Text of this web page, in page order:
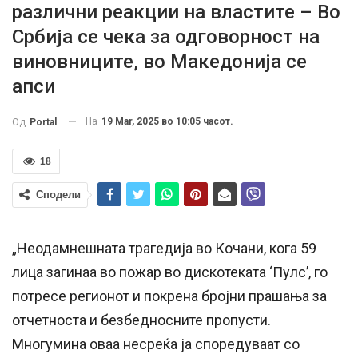
различни реакции на властите – Во
Србија се чека за одговорност на
виновниците, во Македонија се
апси
Од Portal На 19 Mar, 2025 во 10:05 часот.
18
Сподели
„Неодамнешната трагедија во Кочани, кога 59
лица загинаа во пожар во дискотеката ‘Пулс’, го
потресе регионот и покрена бројни прашања за
отчетноста и безбедносните пропусти.
Многумина оваа несреќа ја споредуваат со